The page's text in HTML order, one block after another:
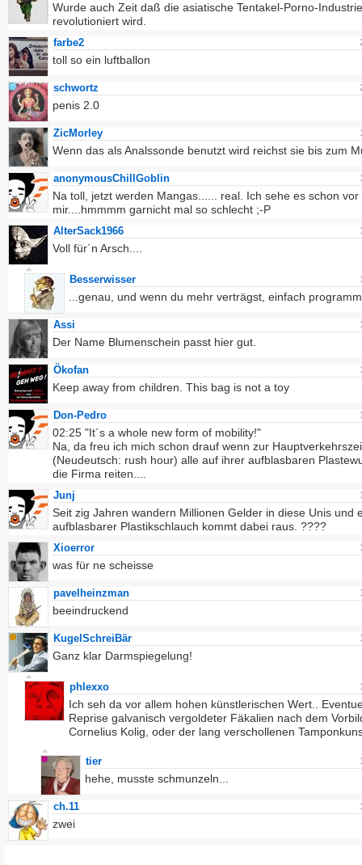
Wurde auch Zeit daß die asiatische Tentakel-Porno-
revolutioniert wird.
farbe2
toll so ein luftballon
schwortz
penis 2.0
ZicMorley
Wenn das als Analssonde benutzt wird reichst sie bis zum
anonymousChillGoblin
Na toll, jetzt werden Mangas...... real. Ich sehe es schon vor
mir....hmmmm garnicht mal so schlecht ;-P
AlterSack1966
Voll für´n Arsch....
Besserwisser
...genau, und wenn du mehr verträgst, einfach
Assi
Der Name Blumenschein passt hier gut.
Ökofan
Keep away from children. This bag is not a toy
Don-Pedro
02:25 "It´s a whole new form of mobility!"
Na, da freu ich mich schon drauf wenn zur
(Neudeutsch: rush hour) alle auf ihrer aufblasbaren
die Firma reiten....
Junj
Seit zig Jahren wandern Millionen Gelder in diese Unis und
aufblasbarer Plastikschlauch kommt dabei raus. ????
Xioerror
was für ne scheisse
pavelheinzman
beeindruckend
KugelSchreiBär
Ganz klar Darmspiegelung!
phlexxo
Ich seh da vor allem hohen künstlerischen Wert..
Reprise galvanisch vergoldeter Fäkalien nach dem
Cornelius Kolig, oder der lang verschollenen
tier
hehe, musste schmunzeln...
ch.11
zwei